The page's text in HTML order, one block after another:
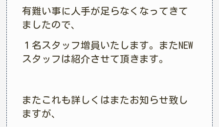
有難い事に人手が足らなくなってきて
ましたので、
１名スタッフ増員いたします。またNEW
スタッフは紹介させて頂きます。
またこれも詳しくはまたお知らせ致し
ますが、